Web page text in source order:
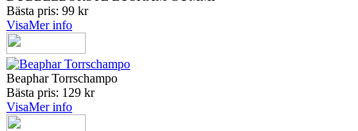
Bästa pris: 99 kr
VisaMer info
Beaphar Torrschampo
Bästa pris: 129 kr
VisaMer info